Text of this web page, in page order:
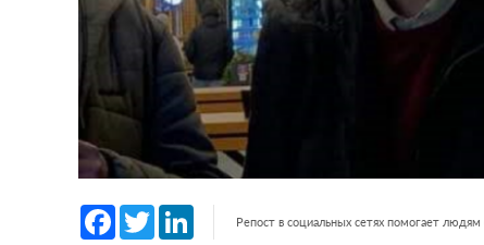
Facebook
Twitter LinkedInРепост в социальных сетях помогает